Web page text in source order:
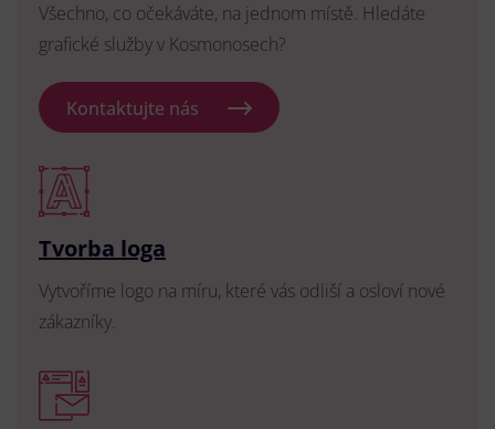
Všechno, co očekáváte, na jednom místě. Hledáte
grafické služby v Kosmonosech?
Kontaktujte nás
Tvorba loga
Vytvoříme logo na míru, které vás odliší a osloví nové
zákazníky.